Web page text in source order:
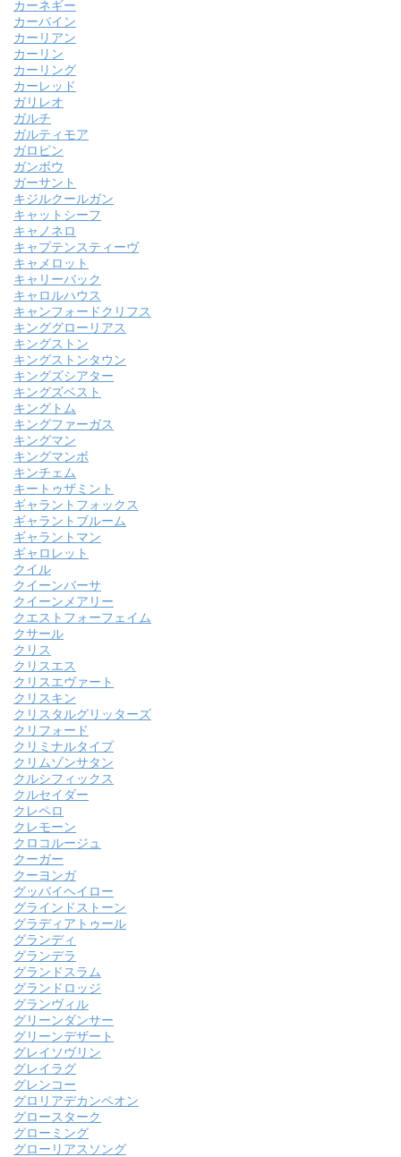
カーネギー
カーバイン
カーリアン
カーリン
カーリング
カーレッド
ガリレオ
ガルチ
ガルティモア
ガロピン
ガンボウ
ガーサント
キジルクールガン
キャットシーフ
キャノネロ
キャプテンスティーヴ
キャメロット
キャリーバック
キャロルハウス
キャンフォードクリフス
キンググローリアス
キングストン
キングストンタウン
キングズシアター
キングズベスト
キングトム
キングファーガス
キングマン
キングマンボ
キンチェム
キートゥザミント
ギャラントフォックス
ギャラントブルーム
ギャラントマン
ギャロレット
クイル
クイーンバーサ
クイーンメアリー
クエストフォーフェイム
クサール
クリス
クリスエス
クリスエヴァート
クリスキン
クリスタルグリッターズ
クリフォード
クリミナルタイプ
クリムゾンサタン
クルシフィックス
クルセイダー
クレペロ
クレモーン
クロコルージュ
クーガー
クーヨンガ
グッバイヘイロー
グラインドストーン
グラディアトゥール
グランディ
グランデラ
グランドスラム
グランドロッジ
グランヴィル
グリーンダンサー
グリーンデザート
グレイソヴリン
グレイラグ
グレンコー
グロリアデカンペオン
グロースターク
グローミング
グローリアスソング